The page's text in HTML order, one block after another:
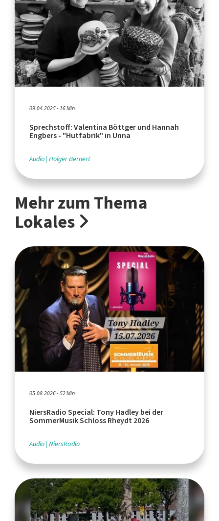
09.04.2025 - 16 Min.
Sprechstoff: Valentina Böttger und Hannah
Engbers - "Hutfabrik" in Unna
Audio Holger Bernert
Mehr zum Thema
Lokales
05.08.2026 - 52 Min.
NiersRadio Special: Tony Hadley bei der
SommerMusik Schloss Rheydt 2026
Audio NiersRadio